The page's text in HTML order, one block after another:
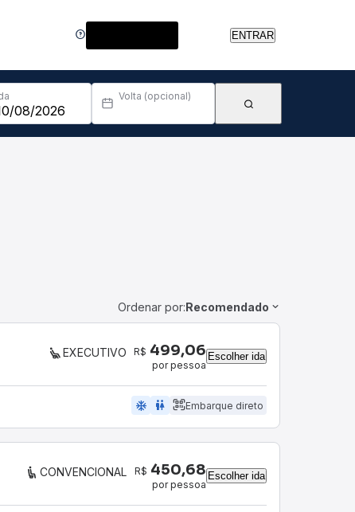
ENTRAR
Volta (opcional)
Ordenar por:Recomendado
EXECUTIVO R$ 499,06
por pessoa
Escolher ida
ac_unit wc Embarque direto
CONVENCIONAL R$ 450,68
por pessoa
Escolher ida